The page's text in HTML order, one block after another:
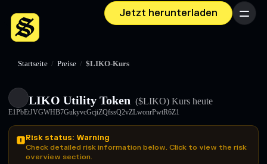
Jetzt herunterladen Menü
Startseite / Preise / $LIKO-Kurs
LIKO Utility Token ($LIKO) Kurs heute
E1PbEtJVGWHB7GukyvcGcjiZQfssQ2vZLwonrPwtR6Z1
Risk status: Warning
Check detailed risk information below. Click to view the risk
overview section.